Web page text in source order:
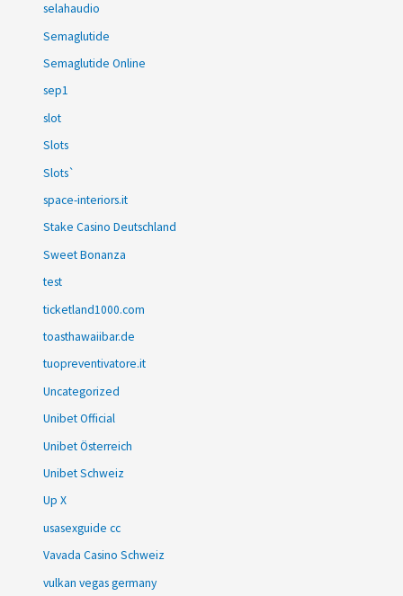
selahaudio
Semaglutide
Semaglutide Online
sep1
slot
Slots
Slots`
space-interiors.it
Stake Casino Deutschland
Sweet Bonanza
test
ticketland1000.com
toasthawaiibar.de
tuopreventivatore.it
Uncategorized
Unibet Official
Unibet Österreich
Unibet Schweiz
Up X
usasexguide cc
Vavada Casino Schweiz
vulkan vegas germany